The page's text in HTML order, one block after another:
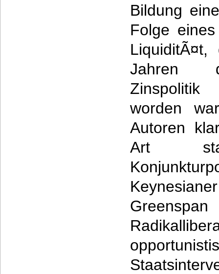
Bildung
Folge
Jahren
Zinspolitik
worden
Autoren
Art